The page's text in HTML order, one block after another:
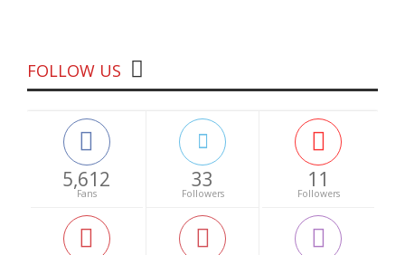
FOLLOW US
5,612
Fans
33
Followers
11
Followers